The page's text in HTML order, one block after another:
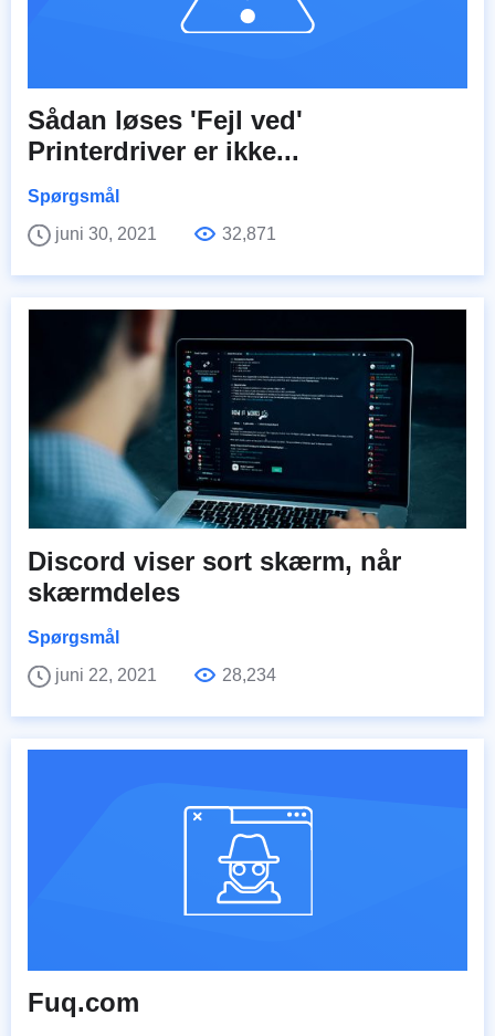
Sådan løses 'Fejl ved'
Printerdriver er ikke...
Spørgsmål
juni 30, 2021
32,871
Discord viser sort skærm, når
skærmdeles
Spørgsmål
juni 22, 2021
28,234
Fuq.com